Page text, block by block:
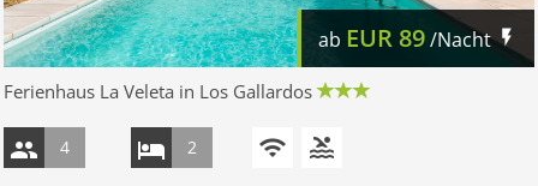
ab EUR 89/Nacht
Ferienhaus La Veleta in Los Gallardos
4 2